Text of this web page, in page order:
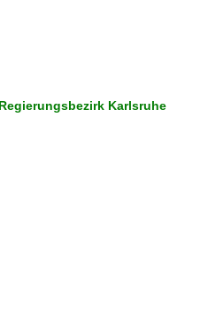
Karlsruhe